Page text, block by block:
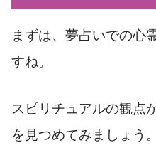
まずは、夢占いでの心
すね。
スピリチュアルの観点
を見つめてみましょう。